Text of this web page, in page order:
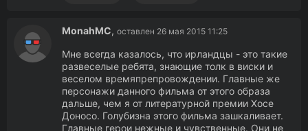
MonahMC, оставлен 26 мая 2015 11:25
Мне всегда казалось, что ирландцы - это такие
развеселые ребята, знающие толк в виски и
веселом времяпрепровождении. Главные же
персонажи данного фильма от этого образа
дальше, чем я от литературной премии Хосе
Доносо. Голубизна этого фильма зашкаливает.
Главные герои нежные и чувственные. Они не